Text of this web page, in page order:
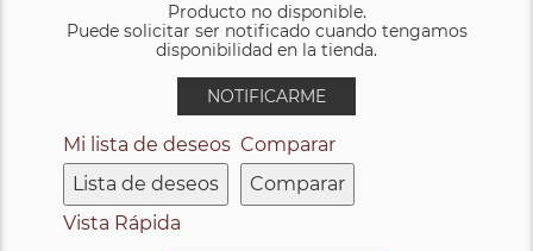
Producto no disponible.
Puede solicitar ser notificado cuando tengamos
disponibilidad en la tienda.
NOTIFICARME
Mi lista de deseos
Lista de deseos
Comparar
Comparar
Vista Rápida